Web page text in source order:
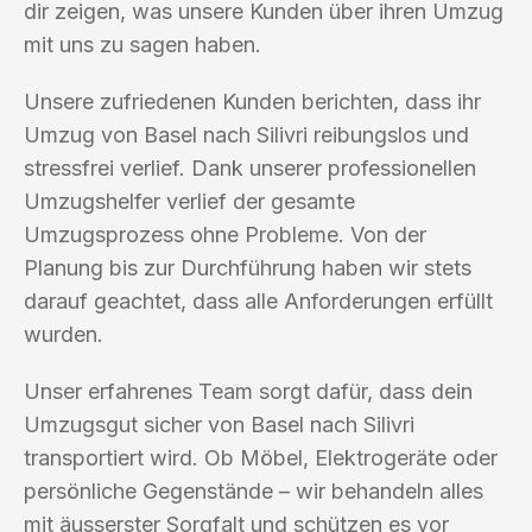
dir zeigen, was unsere Kunden über ihren Umzug
mit uns zu sagen haben.
Unsere zufriedenen Kunden berichten, dass ihr
Umzug von Basel nach Silivri reibungslos und
stressfrei verlief. Dank unserer professionellen
Umzugshelfer verlief der gesamte
Umzugsprozess ohne Probleme. Von der
Planung bis zur Durchführung haben wir stets
darauf geachtet, dass alle Anforderungen erfüllt
wurden.
Unser erfahrenes Team sorgt dafür, dass dein
Umzugsgut sicher von Basel nach Silivri
transportiert wird. Ob Möbel, Elektrogeräte oder
persönliche Gegenstände – wir behandeln alles
mit äusserster Sorgfalt und schützen es vor